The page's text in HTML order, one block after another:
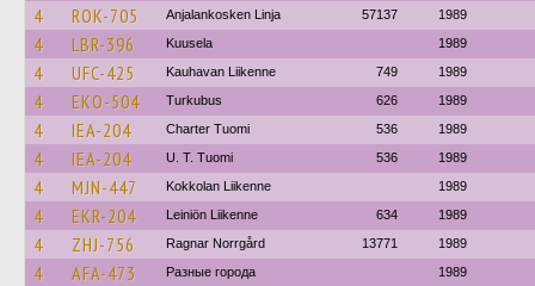
4 ROK-705 Anjalankosken Linja 57137 1989
4 LBR-396 Kuusela 1989
4 UFC-425 Kauhavan Liikenne 749 1989
4 EKO-504 Turkubus 626 1989
4 IEA-204 Charter Tuomi 536 1989
4 IEA-204 U. T. Tuomi 536 1989
4 MJN-447 Kokkolan Liikenne 1989
4 EKR-204 Leiniön Liikenne 634 1989
4 ZHJ-756 Ragnar Norrgård 13771 1989
4 AFA-473 Разные города 1989